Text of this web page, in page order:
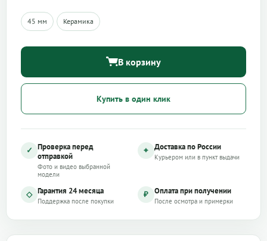
45 мм Керамика
В корзину
Купить в один клик
✓ Проверка перед
отправкой
Фото и видео выбранной
модели
⌖ Доставка по России
Курьером или в пункт выдачи
◇ Гарантия 24 месяца
Поддержка после покупки
₽ Оплата при получении
После осмотра и примерки